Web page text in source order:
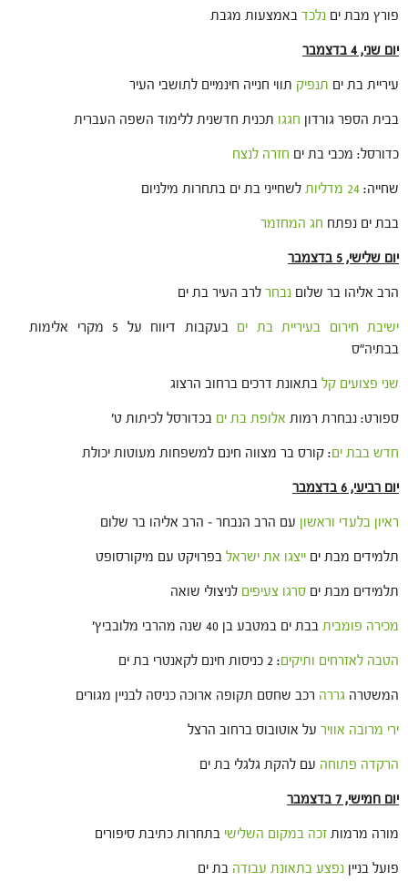
פורץ מבת ים נלכד באמצעות מגבת
יום שני, 4 בדצמבר
עיריית בת ים תנפיק תווי חנייה חינמיים לתושבי העיר
בבית הספר גורדון חגגו תכנית חדשנית ללימוד השפה העברית
כדורסל: מכבי בת ים חזרה לנצח
שחייה: 24 מדליות לשחייני בת ים בתחרות מילניום
בבת ים נפתח חג המחזמר
יום שלישי, 5 בדצמבר
הרב אליהו בר שלום נבחר לרב העיר בת ים
ישיבת חירום בעיריית בת ים
בעקבות דיווח על 5 מקרי אלימות
בבתיה"ס
שני פצועים קל בתאונת דרכים ברחוב הרצוג
ספורט: נבחרת רמות אלופת בת ים בכדורסל לכיתות ט'
חדש בבת ים: קורס בר מצווה חינם למשפחות מעוטות יכולת
יום רביעי, 6 בדצמבר
ראיון בלעדי וראשון עם הרב הנבחר – הרב אליהו בר שלום
תלמידים מבת ים ייצגו את ישראל בפרויקט עם מיקורסופט
תלמידים מבת ים סרגו צעיפים לניצולי שואה
מכירה פומבית בבת ים במטבע בן 40 שנה מהרבי מלובביץ'
הטבה לאזרחים ותיקים: 2 כניסות חינם לקאנטרי בת ים
המשטרה גררה רכב שחסם תקופה ארוכה כניסה לבניין מגורים
ירי מרובה אוויר על אוטובוס ברחוב הרצל
הרקדה פתוחה עם להקת גלגלי בת ים
יום חמישי, 7 בדצמבר
מורה מרמות זכה במקום השלישי בתחרות כתיבת סיפורים
פועל בניין נפצע בתאונת עבודה בת ים